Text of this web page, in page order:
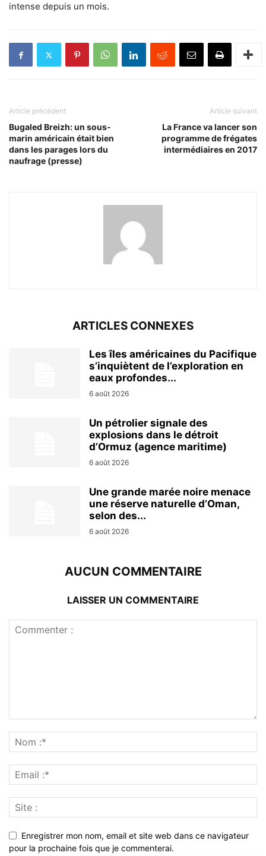
intense depuis un mois.
Article précédent
Bugaled Breizh: un sous-
marin américain était bien
dans les parages lors du
naufrage (presse)
Article suivant
La France va lancer son
programme de frégates
intermédiaires en 2017
ARTICLES CONNEXES
Les îles américaines du Pacifique
s’inquiètent de l’exploration en
eaux profondes...
6 août 2026
Un pétrolier signale des
explosions dans le détroit
d’Ormuz (agence maritime)
6 août 2026
Une grande marée noire menace
une réserve naturelle d’Oman,
selon des...
6 août 2026
AUCUN COMMENTAIRE
LAISSER UN COMMENTAIRE
Enregistrer mon nom, email et site web dans ce navigateur
pour la prochaine fois que je commenterai.